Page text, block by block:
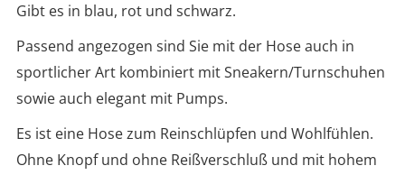
Gibt es in blau, rot und schwarz.
Passend angezogen sind Sie mit der Hose auch in
sportlicher Art kombiniert mit Sneakern/Turnschuhen
sowie auch elegant mit Pumps.
Es ist eine Hose zum Reinschlüpfen und Wohlfühlen.
Ohne Knopf und ohne Reißverschluß und mit hohem